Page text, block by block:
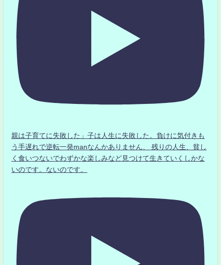
親は子育てに失敗した」子は人生に失敗した。負けに気付きも
う手遅れで逆転一発manなんかありません、 残りの人生、貧し
く食いつないでわずかな楽しみなど見つけて生きていくしかな
いのです。ないのです。